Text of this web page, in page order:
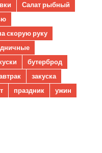
Салат рыбный
скорую руку
бутерброд
закуска
праздник
ужин